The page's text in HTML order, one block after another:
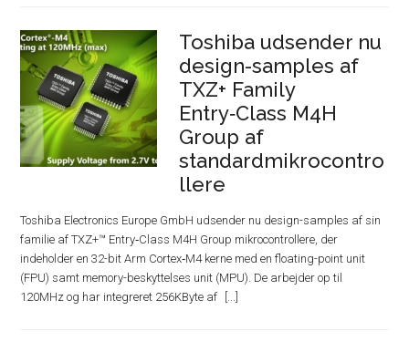
Toshiba udsender nu
design-samples af
TXZ+ Family
Entry‑Class M4H
Group af
standardmikrocontro
llere
Toshiba Electronics Europe GmbH udsender nu design-samples af sin
familie af TXZ+™ Entry‑Class M4H Group mikrocontrollere, der
indeholder en 32-bit Arm Cortex‑M4 kerne med en floating-point unit
(FPU) samt memory-beskyttelses unit (MPU). De arbejder op til
120MHz og har integreret 256KByte af